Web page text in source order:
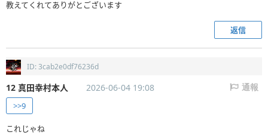
教えてくれてありがとございます
返信
ID: 3cab2e0df76236d
12 真田幸村本人 2026-06-04 19:08 通報
>>9
これじゃね